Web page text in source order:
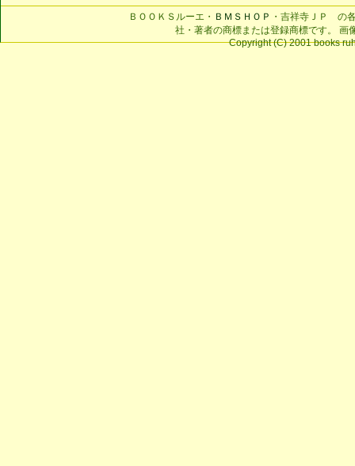
ＢＯＯＫＳルーエ・ ＢＭＳＨＯＰ ・吉祥寺ＪＰ の
社・著者の商標または登録商標です。 画
Copyright (C) 2001 books